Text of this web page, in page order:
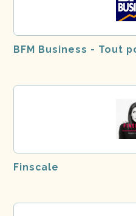
BFM Business - Tout
Finscale